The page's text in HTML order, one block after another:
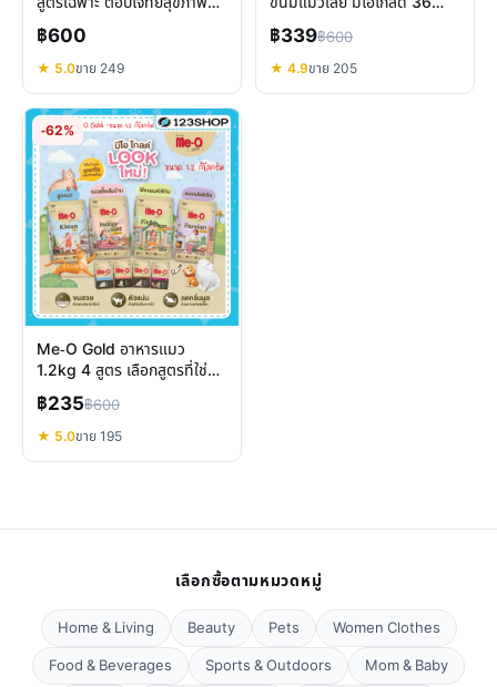
แมวโตทุกสายพันธุ์
฿600
★ 5.0ขาย 249
ซอง บำรุงครบ สุขภาพดี
฿339฿600
★ 4.9ขาย 205
-62%
Me-O Gold อาหารแมว
1.2kg 4 สูตร เลือกสูตรที่ใช่
สำหรับน้องแมว
฿235฿600
★ 5.0ขาย 195
เลือกซื้อตามหมวดหมู่
Home & Living Beauty Pets
Women Clothes
Food & Beverages
Sports & Outdoors
Mom & Baby